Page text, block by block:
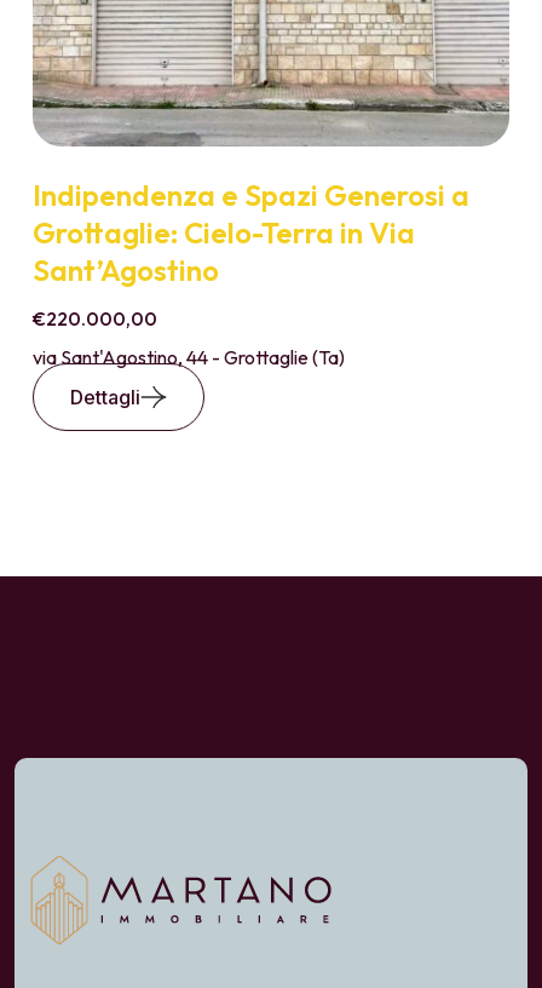
Indipendenza e Spazi Generosi a
Grottaglie: Cielo-Terra in Via
Sant’Agostino
€220.000,00
via Sant'Agostino, 44 - Grottaglie (Ta)
Dettagli